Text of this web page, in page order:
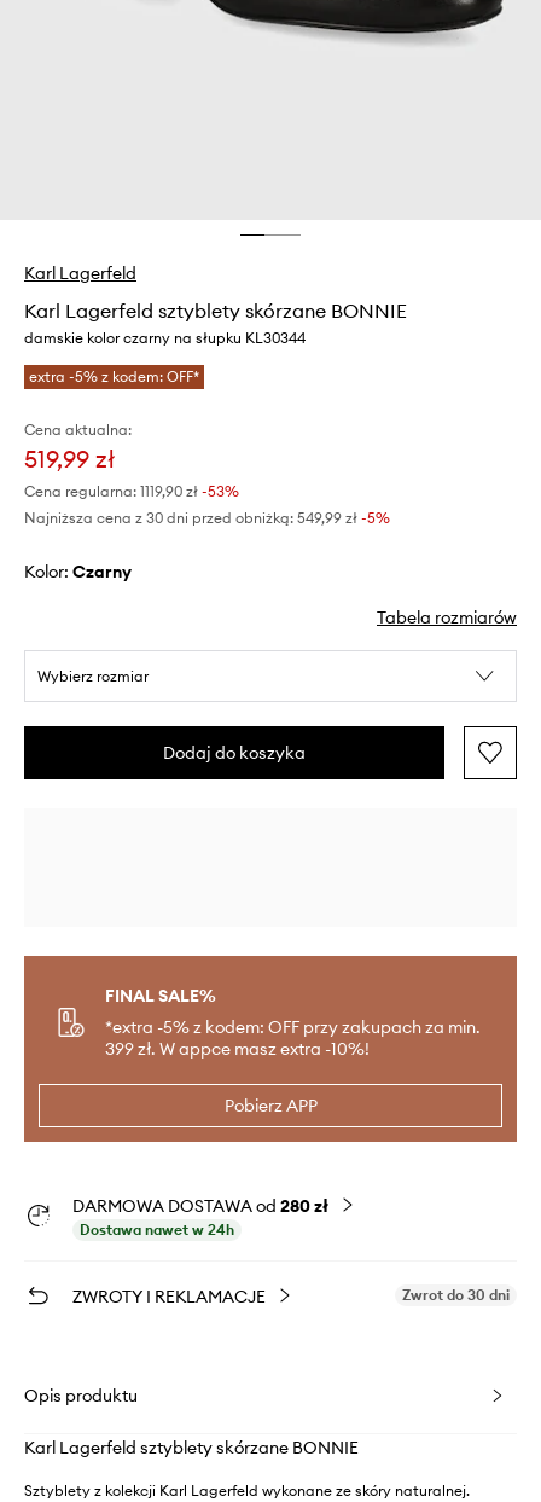
Karl Lagerfeld
Karl Lagerfeld sztyblety skórzane BONNIE
damskie kolor czarny na słupku KL30344
extra -5% z kodem: OFF*
Cena aktualna:
519,99 zł
Cena regularna: 1119,90 zł -53%
Najniższa cena z 30 dni przed obniżką: 549,99 zł -5%
Kolor: czarny
Tabela rozmiarów
Wybierz rozmiar
Dodaj do koszyka
FINAL SALE%
*extra -5% z kodem: OFF przy zakupach za min.
399 zł. W appce masz extra -10%!
Pobierz APP
DARMOWA DOSTAWA od 280 zł
Dostawa nawet w 24h
ZWROTY I REKLAMACJE Zwrot do 30 dni
Opis produktu
Karl Lagerfeld sztyblety skórzane BONNIE
Sztyblety z kolekcji Karl Lagerfeld wykonane ze skóry naturalnej.